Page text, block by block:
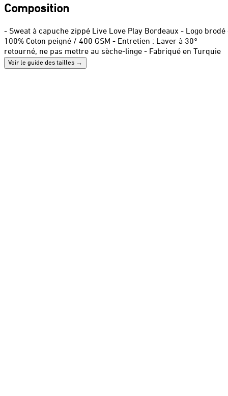
Composition
- Sweat à capuche zippé Live Love Play Bordeaux - Logo brodé
100% Coton peigné / 400 GSM - Entretien : Laver à 30°
retourné, ne pas mettre au sèche-linge - Fabriqué en Turquie
Voir le guide des tailles →